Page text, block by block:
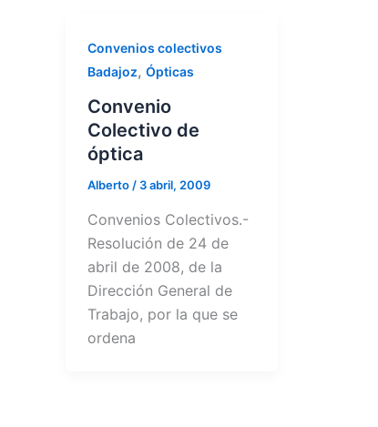
Convenios colectivos
Badajoz, Ópticas
Convenio
Colectivo de
óptica
Alberto / 3 abril, 2009
Convenios Colectivos.-
Resolución de 24 de
abril de 2008, de la
Dirección General de
Trabajo, por la que se
ordena